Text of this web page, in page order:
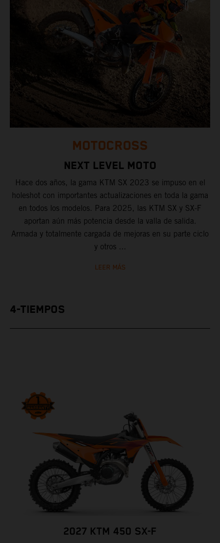
MOTOCROSS
NEXT LEVEL MOTO
Hace dos años, la gama KTM SX 2023 se impuso en el
holeshot con importantes actualizaciones en toda la gama
en todos los modelos. Para 2025, las KTM SX y SX-F
aportan aún más potencia desde la valla de salida.
Armada y totalmente cargada de mejoras en su parte ciclo
y otros ...
LEER MÁS
4-TIEMPOS
2027 KTM 450 SX-F